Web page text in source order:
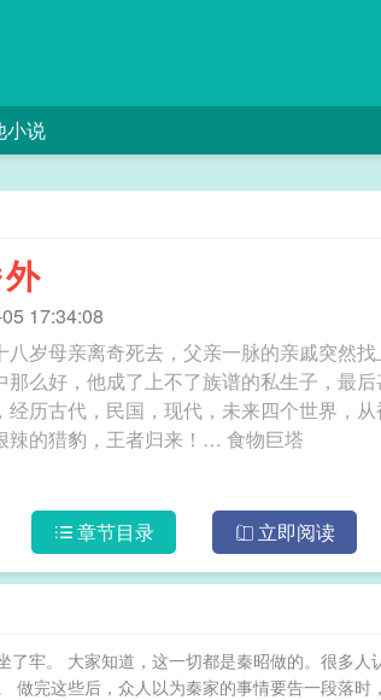
小说
17:34:08
岁母亲离奇死去，父亲一脉的亲戚突然
么好，他成了上不了族谱的私生子，最
历古代，民国，现代，未来四个世界，
力的绵羊到表面高贵优雅，内心果敢狠辣的猎豹，王者归来！… 食物巨塔
章节目录 立即阅读
牢。 大家知道，这一切都是秦昭做的。很多人
做完这些后，众人以为秦家的事情要告一段落时